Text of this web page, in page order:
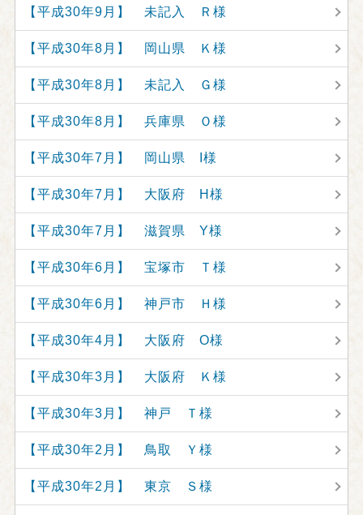
【平成30年9月】 未記入 Ｒ様
【平成30年8月】 岡山県 Ｋ様
【平成30年8月】 未記入 Ｇ様
【平成30年8月】 兵庫県 Ｏ様
【平成30年7月】 岡山県 I様
【平成30年7月】 大阪府 H様
【平成30年7月】 滋賀県 Y様
【平成30年6月】 宝塚市 Ｔ様
【平成30年6月】 神戸市 Ｈ様
【平成30年4月】 大阪府 O様
【平成30年3月】 大阪府 Ｋ様
【平成30年3月】 神戸 Ｔ様
【平成30年2月】 鳥取 Ｙ様
【平成30年2月】 東京 Ｓ様